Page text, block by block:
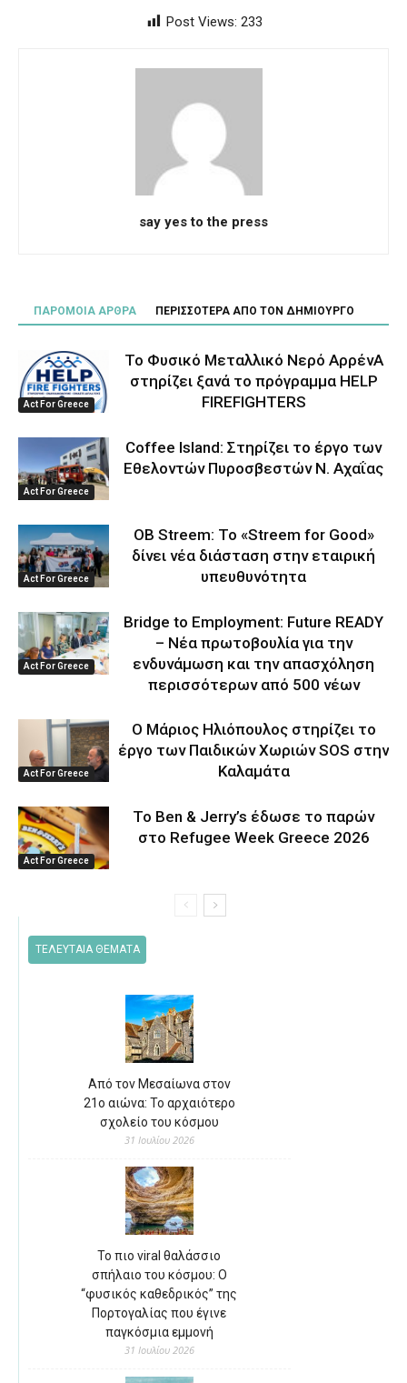
Post Views: 233
say yes to the press
ΠΑΡΟΜΟΙΑ ΑΡΘΡΑ ΠΕΡΙΣΣΟΤΕΡΑ ΑΠΟ ΤΟΝ ΔΗΜΙΟΥΡΓΟ
Act For Greece
Το Φυσικό Μεταλλικό Νερό ΑρρένΑ
στηρίζει ξανά το πρόγραμμα HELP
FIREFIGHTERS
Act For Greece
Coffee Island: Στηρίζει το έργο των
Εθελοντών Πυροσβεστών Ν. Αχαΐας
Act For Greece
OB Streem: Το «Streem for Good»
δίνει νέα διάσταση στην εταιρική
υπευθυνότητα
Act For Greece
Bridge to Employment: Future READY
– Νέα πρωτοβουλία για την
ενδυνάμωση και την απασχόληση
περισσότερων από 500 νέων
Act For Greece
Ο Μάριος Ηλιόπουλος στηρίζει το
έργο των Παιδικών Χωριών SOS στην
Καλαμάτα
Act For Greece
Το Ben & Jerry’s έδωσε το παρών
στο Refugee Week Greece 2026
ΤΕΛΕΥΤΑΙΑ ΘΕΜΑΤΑ
Από τον Μεσαίωνα στον
21ο αιώνα: Το αρχαιότερο
σχολείο του κόσμου
31 Ιουλίου 2026
Το πιο viral θαλάσσιο
σπήλαιο του κόσμου: Ο
“φυσικός καθεδρικός” της
Πορτογαλίας που έγινε
παγκόσμια εμμονή
31 Ιουλίου 2026